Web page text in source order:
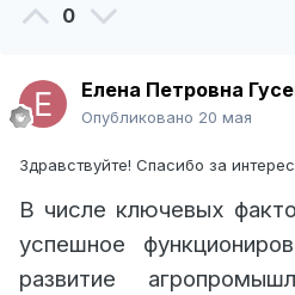
0
Елена Петровна
Опубликовано 20 мая
Здравствуйте! Спасибо за
В числе ключевых
успешное
развитие